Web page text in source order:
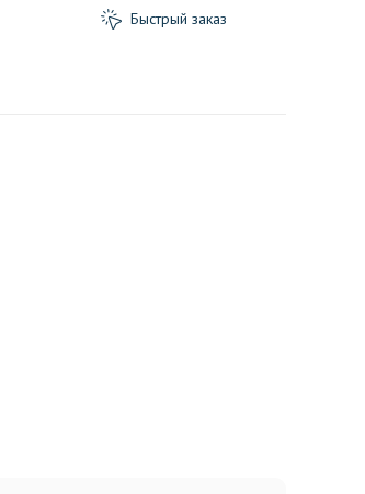
Быстрый заказ